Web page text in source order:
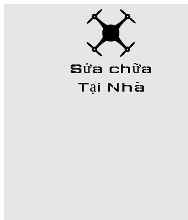
Sửa chữa
Tại Nhà